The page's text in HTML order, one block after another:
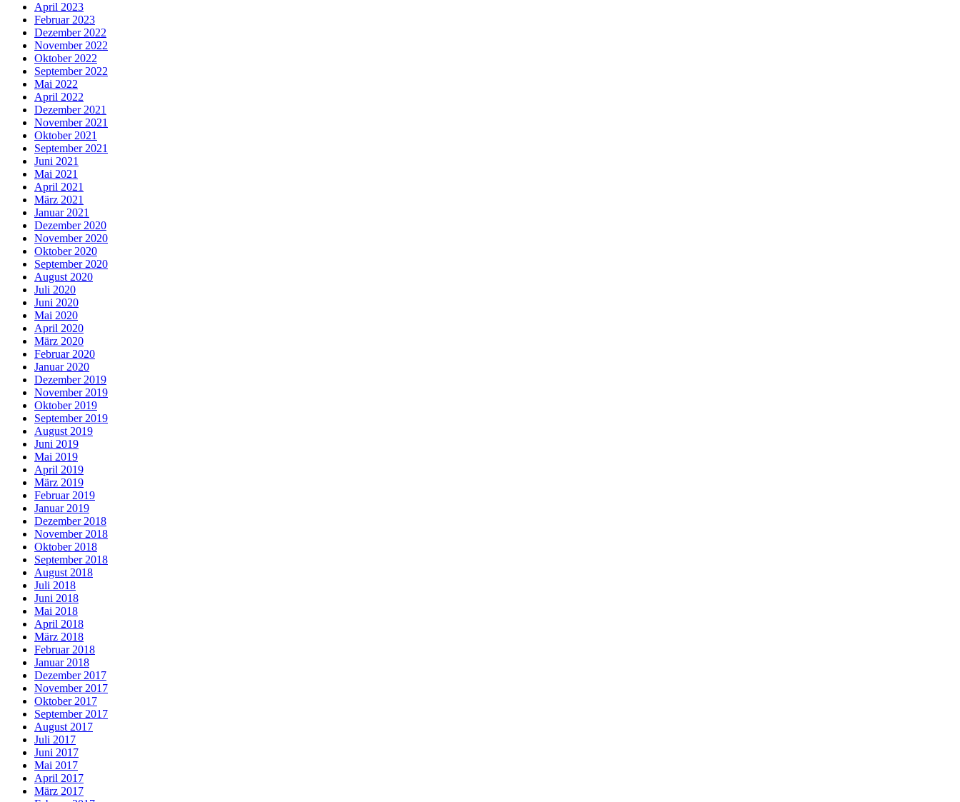
April 2023
Februar 2023
Dezember 2022
November 2022
Oktober 2022
September 2022
Mai 2022
April 2022
Dezember 2021
November 2021
Oktober 2021
September 2021
Juni 2021
Mai 2021
April 2021
März 2021
Januar 2021
Dezember 2020
November 2020
Oktober 2020
September 2020
August 2020
Juli 2020
Juni 2020
Mai 2020
April 2020
März 2020
Februar 2020
Januar 2020
Dezember 2019
November 2019
Oktober 2019
September 2019
August 2019
Juni 2019
Mai 2019
April 2019
März 2019
Februar 2019
Januar 2019
Dezember 2018
November 2018
Oktober 2018
September 2018
August 2018
Juli 2018
Juni 2018
Mai 2018
April 2018
März 2018
Februar 2018
Januar 2018
Dezember 2017
November 2017
Oktober 2017
September 2017
August 2017
Juli 2017
Juni 2017
Mai 2017
April 2017
März 2017